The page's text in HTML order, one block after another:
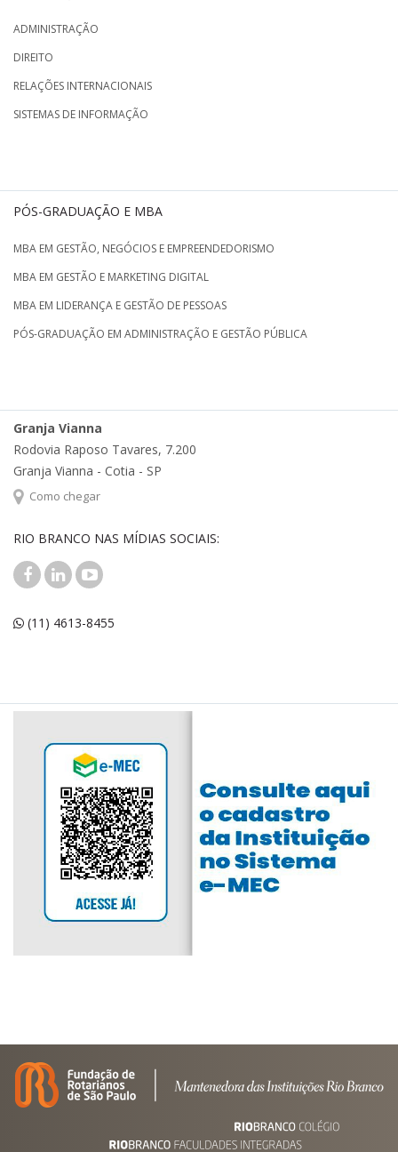
ADMINISTRAÇÃO
DIREITO
RELAÇÕES INTERNACIONAIS
SISTEMAS DE INFORMAÇÃO
PÓS-GRADUAÇÃO E MBA
MBA EM GESTÃO, NEGÓCIOS E EMPREENDEDORISMO
MBA EM GESTÃO E MARKETING DIGITAL
MBA EM LIDERANÇA E GESTÃO DE PESSOAS
PÓS-GRADUAÇÃO EM ADMINISTRAÇÃO E GESTÃO PÚBLICA
Granja Vianna
Rodovia Raposo Tavares, 7.200
Granja Vianna - Cotia - SP
Como chegar
RIO BRANCO NAS MÍDIAS SOCIAIS:
(11) 4613-8455